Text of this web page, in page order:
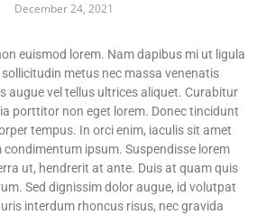
December 24, 2021
euismod lorem. Nam dapibus mi ut ligula
metus nec massa venenatis
augue vel tellus ultrices aliquet. Curabitur
porttitor non eget lorem. Donec tincidunt
tempus. In orci enim, iaculis sit amet
ipsum. Suspendisse lorem
ut, hendrerit at ante. Duis at quam quis
Sed dignissim dolor augue, id volutpat
interdum rhoncus risus, nec gravida